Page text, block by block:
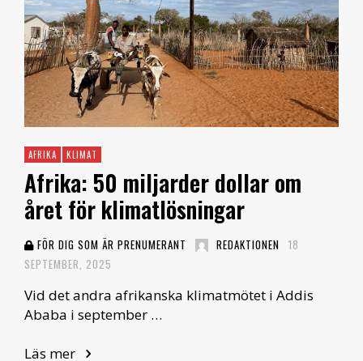
AFRIKA KLIMAT
Afrika: 50 miljarder dollar om
året för klimatlösningar
FÖR DIG SOM ÄR PRENUMERANT REDAKTIONEN 18
SEPTEMBER, 2025
Vid det andra afrikanska klimatmötet i Addis
Ababa i september …
Läs mer